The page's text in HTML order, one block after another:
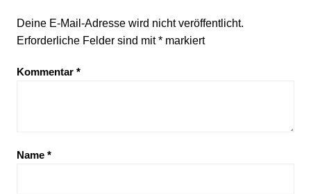
Deine E-Mail-Adresse wird nicht veröffentlicht.
Erforderliche Felder sind mit*markiert
Kommentar *
Name *